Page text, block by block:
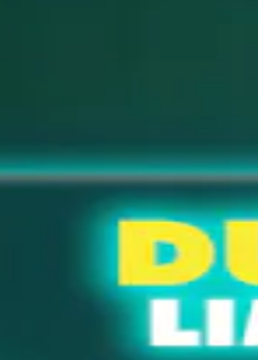
ce menu si tu veux la changer.